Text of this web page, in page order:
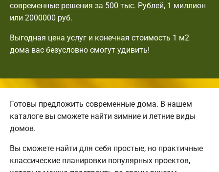
современные решения за 500 тыс. Рублей, 1 миллион
или 2000000 руб.
Выгодная цена услуг и конечная стоимость 1 м2
дома вас безусловно смогут удивить!
Готовы предложить современные дома. В нашем
каталоге вы сможете найти зимние и летние виды
домов.
Вы сможете найти для себя простые, но практичные
классические планировки популярных проектов,